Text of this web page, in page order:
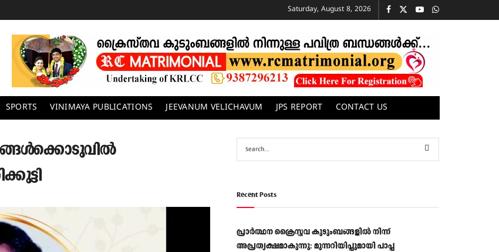
Saturday, August 8, 2026
SPORTS VINIMAYA PUBLICATIONS JEEVANUM VELICHAVUM JPS REPORT CONTACT US
Recent Posts
പ്രാര്‍ത്ഥന ക്രൈസ്തവ കുടുംബങ്ങളില്‍ നിന്ന്
അപ്രത്യക്ഷമാകുന്നു: മുന്നറിയിപ്പുമായി പാപ്പ